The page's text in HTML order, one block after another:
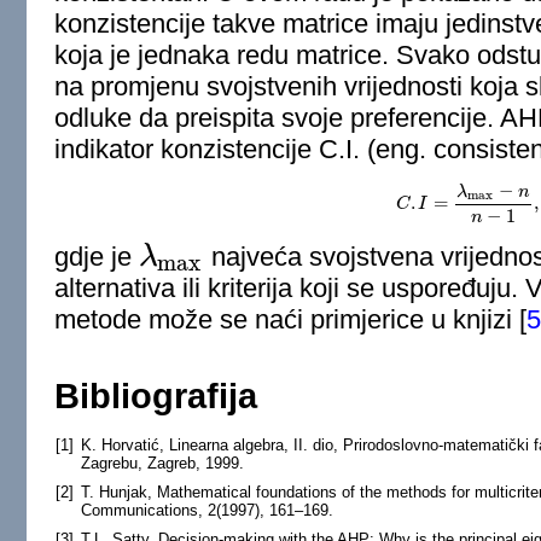
konzistencije takve matrice imaju
koja je jednaka redu matrice. Svako
na promjenu svojstvenih vrijednosti koja
odluke da preispita svoje preferencije.
indikator konzistencije C.I. (eng.
C. I =
λmax − n
n − 1
,
C.I =λmax−nn−1,
gdje je λmax
λmax
najveća svojstvena
alternativa ili kriterija koji se uspoređuju.
metode može se naći primjerice u knjizi [5
Bibliografija
[1]
K. Horvatić, Linearna algebra, II. dio, Prirodoslovno-
Zagrebu, Zagreb, 1999.
[2] T. Hunjak, Mathematical foundations of the methods for
Communications, 2(1997), 161–169.